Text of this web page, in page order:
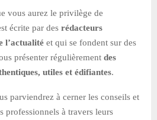
vous aurez le privilège de
écrite par des rédacteurs
l’actualité et qui se fondent sur des
présenter régulièrement des
utiles et édifiantes.
parviendrez à cerner les conseils et
professionnels à travers leurs